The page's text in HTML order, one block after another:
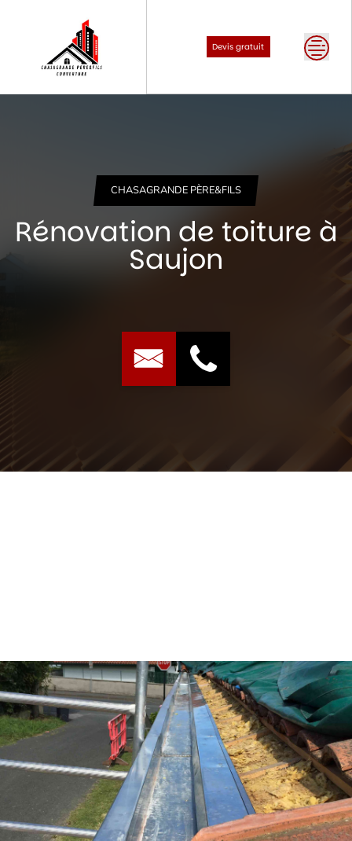
Devis gratuit
CHASAGRANDE PÈRE&FILS
Rénovation de toiture à
Saujon